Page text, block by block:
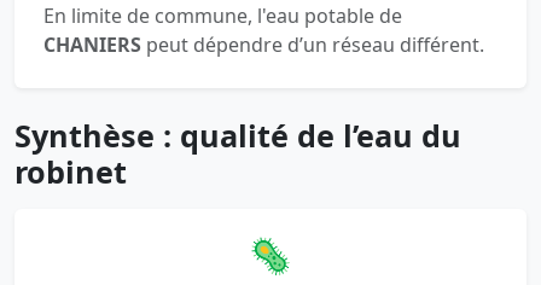
En limite de commune, l'eau potable de
CHANIERS peut dépendre d’un réseau différent.
Synthèse : qualité de l’eau du
robinet
🦠